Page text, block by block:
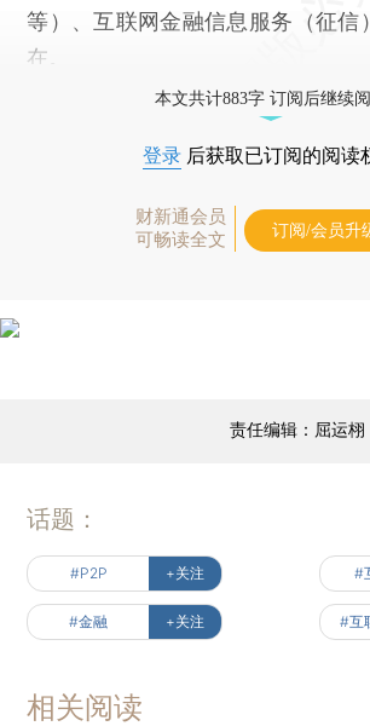
等）、互联网金融信息服务（征信
在。
本文共计883字 订阅后继续
登录 后获取已订阅的阅读
财新通会员
可畅读全文
订阅/会员升
责任编辑：屈运
话题：
#P2P +关注 #
#金融 +关注 #互
相关阅读